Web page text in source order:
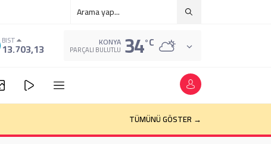
BIST
13.703,13 KONYA
PARÇALI BULUTLU 34°C
TÜMÜNÜ GÖSTER →